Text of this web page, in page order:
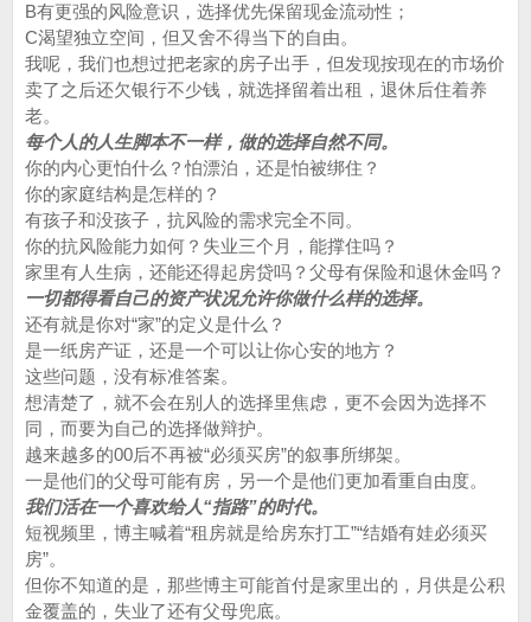
B有更强的风险意识，选择优先保留现金流动性；
C渴望独立空间，但又舍不得当下的自由。
我呢，我们也想过把老家的房子出手，但发现按现在的市场价
卖了之后还欠银行不少钱，就选择留着出租，退休后住着养
老。
每个人的人生脚本不一样，做的选择自然不同。
你的内心更怕什么？怕漂泊，还是怕被绑住？
你的家庭结构是怎样的？
有孩子和没孩子，抗风险的需求完全不同。
你的抗风险能力如何？失业三个月，能撑住吗？
家里有人生病，还能还得起房贷吗？父母有保险和退休金吗？
一切都得看自己的资产状况允许你做什么样的选择。
还有就是你对“家”的定义是什么？
是一纸房产证，还是一个可以让你心安的地方？
这些问题，没有标准答案。
想清楚了，就不会在别人的选择里焦虑，更不会因为选择不
同，而要为自己的选择做辩护。
越来越多的00后不再被“必须买房”的叙事所绑架。
一是他们的父母可能有房，另一个是他们更加看重自由度。
我们活在一个喜欢给人“指路”的时代。
短视频里，博主喊着“租房就是给房东打工”“结婚有娃必须买
房”。
但你不知道的是，那些博主可能首付是家里出的，月供是公积
金覆盖的，失业了还有父母兜底。